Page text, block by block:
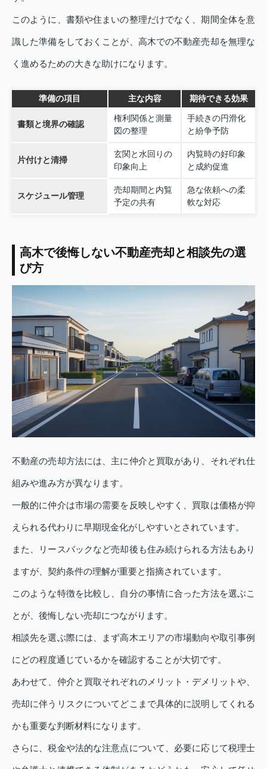
このように、書類や住まいの整理だけでなく、期間全体を意
識した準備をしておくことが、高木での不動産売却を無理な
く進めるための大きな助けになります。
準備の項目 主な内容 期待できる効果
書類と境界の確認
権利関係と測量
図の整理
手続きの円滑化
と紛争予防
片付けと清掃
玄関と水回りの
印象向上
内覧時の好印象
と成約促進
スケジュール管理
売却期間と内覧
予定の共有
急な依頼への柔
軟な対応
高木で後悔しない不動産売却と相談先の選
び方
不動産の売却方法には、主に仲介と買取があり、それぞれ仕
組みや進み方が異なります。
一般的に仲介は市場の需要を反映しやすく、買取は価格が抑
えられる代わりに早期現金化がしやすいとされています。
また、リースバックなど売却後も住み続けられる方法もあり
ますが、契約条件の理解が重要と指摘されています。
このような特徴を比較し、自分の事情に合った方法を選ぶこ
とが、後悔しない売却につながります。
相談先を選ぶ際には、まず高木エリアの市場動向や取引事例
にどの程度通じているかを確認することが大切です。
あわせて、仲介と買取それぞれのメリット・デメリットや、
売却に伴うリスクについてどこまで具体的に説明してくれる
かも重要な判断材料になります。
さらに、税金や法的な注意点について、必要に応じて税理士